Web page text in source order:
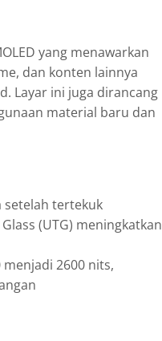
yang menawarkan
dan konten lainnya
Layar ini juga dirancang
material baru dan
setelah tertekuk
(UTG) meningkatkan
2600 nits,